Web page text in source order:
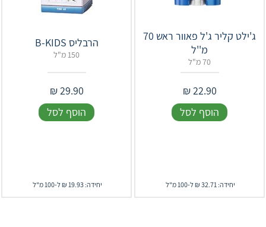
ג'ילט קליר ג'ל פאוור ראש 70
מ''ל
70 מ"ל
22.90
₪
הוסף לסל
יחידה: 32.71 ₪ ל-100 מ"ל
הרבליס B-KIDS
150 מ"ל
29.90
₪
הוסף לסל
יחידה: 19.93 ₪ ל-100 מ"ל